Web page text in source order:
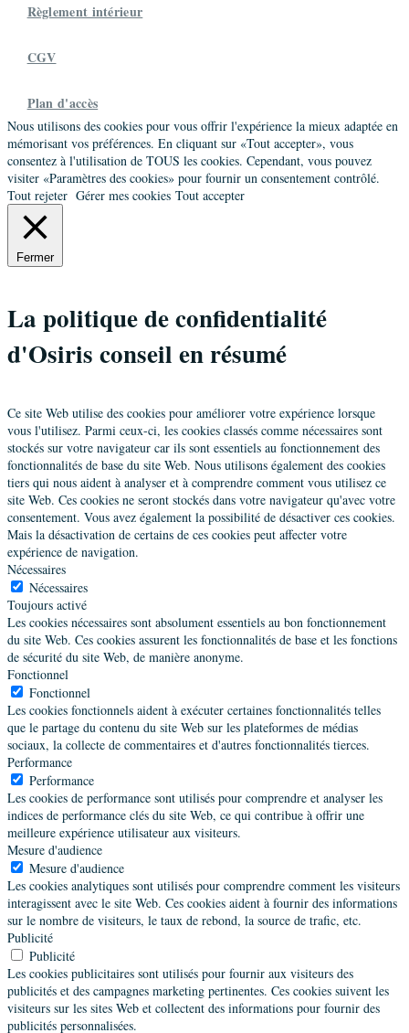
Règlement intérieur
CGV
Plan d'accès
Nous utilisons des cookies pour vous offrir l'expérience la mieux adaptée en
mémorisant vos préférences. En cliquant sur «Tout accepter», vous
consentez à l'utilisation de TOUS les cookies. Cependant, vous pouvez
visiter «Paramètres des cookies» pour fournir un consentement contrôlé.
Tout rejeter Gérer mes cookies Tout accepter
Fermer
La politique de confidentialité
d'Osiris conseil en résumé
Ce site Web utilise des cookies pour améliorer votre expérience lorsque
vous l'utilisez. Parmi ceux-ci, les cookies classés comme nécessaires sont
stockés sur votre navigateur car ils sont essentiels au fonctionnement des
fonctionnalités de base du site Web. Nous utilisons également des cookies
tiers qui nous aident à analyser et à comprendre comment vous utilisez ce
site Web. Ces cookies ne seront stockés dans votre navigateur qu'avec votre
consentement. Vous avez également la possibilité de désactiver ces cookies.
Mais la désactivation de certains de ces cookies peut affecter votre
expérience de navigation.
Nécessaires
Nécessaires
Toujours activé
Les cookies nécessaires sont absolument essentiels au bon fonctionnement
du site Web. Ces cookies assurent les fonctionnalités de base et les fonctions
de sécurité du site Web, de manière anonyme.
Fonctionnel
Fonctionnel
Les cookies fonctionnels aident à exécuter certaines fonctionnalités telles
que le partage du contenu du site Web sur les plateformes de médias
sociaux, la collecte de commentaires et d'autres fonctionnalités tierces.
Performance
Performance
Les cookies de performance sont utilisés pour comprendre et analyser les
indices de performance clés du site Web, ce qui contribue à offrir une
meilleure expérience utilisateur aux visiteurs.
Mesure d'audience
Mesure d'audience
Les cookies analytiques sont utilisés pour comprendre comment les visiteurs
interagissent avec le site Web. Ces cookies aident à fournir des informations
sur le nombre de visiteurs, le taux de rebond, la source de trafic, etc.
Publicité
Publicité
Les cookies publicitaires sont utilisés pour fournir aux visiteurs des
publicités et des campagnes marketing pertinentes. Ces cookies suivent les
visiteurs sur les sites Web et collectent des informations pour fournir des
publicités personnalisées.